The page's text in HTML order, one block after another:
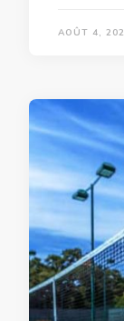
AOÛT 4,